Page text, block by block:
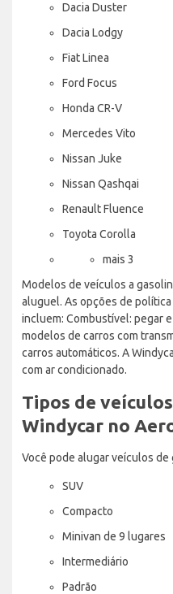
Dacia Duster
Dacia Lodgy
Fiat Linea
Ford Focus
Honda CR-V
Mercedes Vito
Nissan Juke
Nissan Qashqai
Renault Fluence
Toyota Corolla
mais 3
Modelos de veículos a
aluguel. As opções de
incluem: Combustível: pegar
modelos de carros com
carros automáticos. A
com ar condicionado.
Tipos de
Windycar no
Você pode alugar veículos de
SUV
Compacto
Minivan de 9 lugares
Intermediário
Padrão